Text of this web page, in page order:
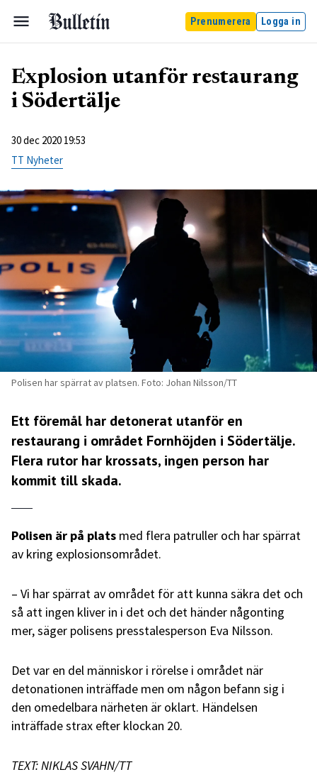
Prenumerera Logga in
Explosion utanför restaurang
i Södertälje
30 dec 2020 19:53
TT Nyheter
Polisen har spärrat av platsen. Foto: Johan Nilsson/TT
Ett föremål har detonerat utanför en
restaurang i området Fornhöjden i Södertälje.
Flera rutor har krossats, ingen person har
kommit till skada.
Polisen är på plats med flera patruller och har spärrat
av kring explosionsområdet.
– Vi har spärrat av området för att kunna säkra det och
så att ingen kliver in i det och det händer någonting
mer, säger polisens presstalesperson Eva Nilsson.
Det var en del människor i rörelse i området när
detonationen inträffade men om någon befann sig i
den omedelbara närheten är oklart. Händelsen
inträffade strax efter klockan 20.
TEXT: NIKLAS SVAHN/TT